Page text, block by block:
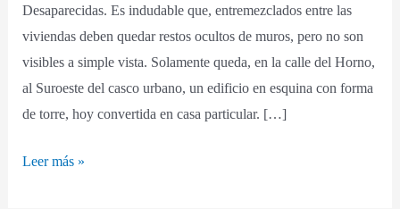
Desaparecidas. Es indudable que, entremezclados entre las
viviendas deben quedar restos ocultos de muros, pero no son
visibles a simple vista. Solamente queda, en la calle del Horno,
al Suroeste del casco urbano, un edificio en esquina con forma
de torre, hoy convertida en casa particular. […]
Leer más »